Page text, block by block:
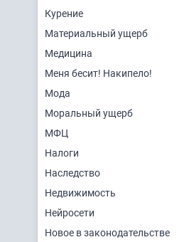
Курение
Материальный ущерб
Медицина
Меня бесит! Накипело!
Мода
Моральный ущерб
МФЦ
Налоги
Наследство
Недвижимость
Нейросети
Новое в законодательстве